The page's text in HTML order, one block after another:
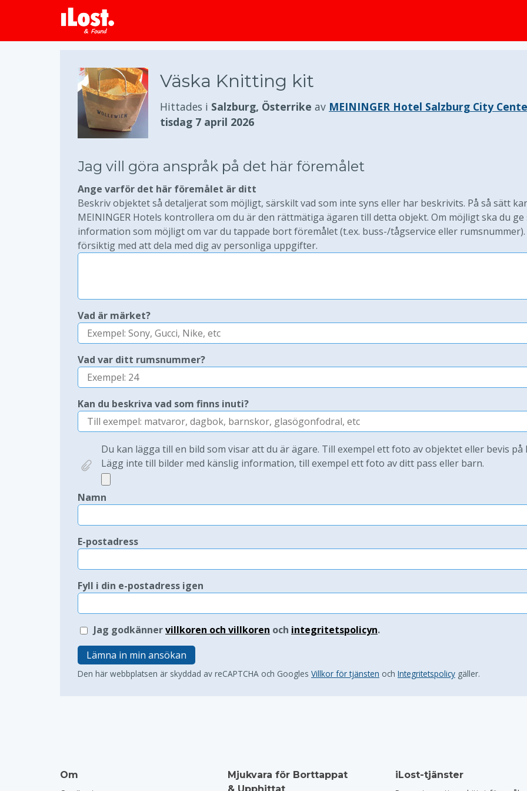
Väska Knitting kit
Hittades i Salzburg, Österrike av MEININGER Hotel Salzburg City
tisdag 7 april 2026
Jag vill göra anspråk på det här föremålet
Ange varför det här föremålet är ditt
Beskriv objektet så detaljerat som möjligt, särskilt vad som inte syns eller har beskrivits. På så sätt
MEININGER Hotels kontrollera om du är den rättmätiga ägaren till detta objekt. Om möjligt ska du ge
information som möjligt om var du tappade bort föremålet (t.ex. buss-/tågservice eller rumsnummer).
försiktig med att dela med dig av personliga uppgifter.
Vad är märket?
Vad var ditt rumsnummer?
Kan du beskriva vad som finns inuti?
Du kan lägga till en bild som visar att du är ägare. Till exempel ett foto av objektet eller bevis på
Lägg inte till bilder med känslig information, till exempel ett foto av ditt pass eller barn.
Namn
E-postadress
Fyll i din e-postadress igen
Jag godkännervillkoren och villkoren och integritetspolicyn.
Lämna in min ansökan
Den här webbplatsen är skyddad av reCAPTCHA och Googles Villkor för tjänsten och Integritetspolicy gäller.
Om
Mjukvara för Borttappat
iLost-tjänster